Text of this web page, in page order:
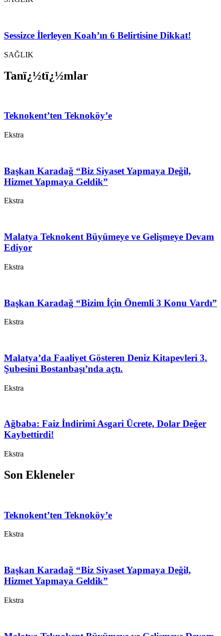
Sessizce İlerleyen Koah’ın 6 Belirtisine Dikkat!
SAĞLIK
Tanï¿½tï¿½mlar
Teknokent’ten Teknoköy’e
Ekstra
Başkan Karadağ “Biz Siyaset Yapmaya Değil,
Hizmet Yapmaya Geldik”
Ekstra
Malatya Teknokent Büyümeye ve Gelişmeye Devam
Ediyor
Ekstra
Başkan Karadağ “Bizim İçin Önemli 3 Konu Vardı”
Ekstra
Malatya’da Faaliyet Gösteren Deniz Kitapevleri 3.
Şubesini Bostanbaşı’nda açtı.
Ekstra
Ağbaba: Faiz İndirimi Asgari Ücrete, Dolar Değer
Kaybettirdi!
Ekstra
Son Ekleneler
Teknokent’ten Teknoköy’e
Ekstra
Başkan Karadağ “Biz Siyaset Yapmaya Değil,
Hizmet Yapmaya Geldik”
Ekstra